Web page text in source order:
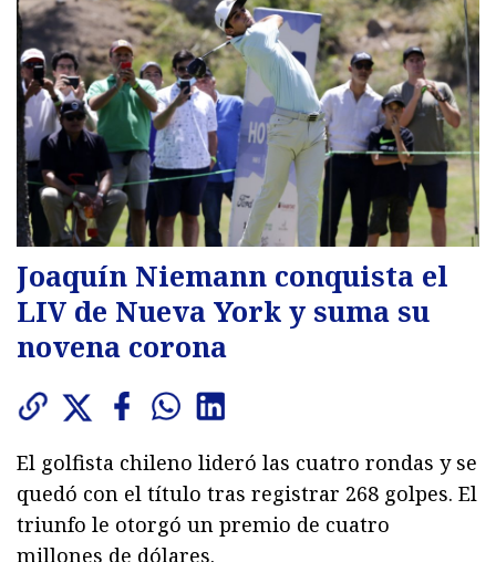
Joaquín Niemann conquista el
LIV de Nueva York y suma su
novena corona
El golfista chileno lideró las cuatro rondas y se
quedó con el título tras registrar 268 golpes. El
triunfo le otorgó un premio de cuatro
millones de dólares.